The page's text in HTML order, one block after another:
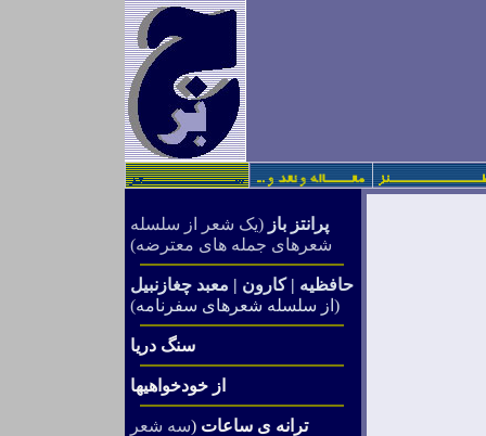
پرانتز باز (یک شعر از سلسله
شعرهای جمله های معترضه)
حافظیه |کارون | معبد چغازنبیل
(از سلسله شعرهای سفرنامه)
سنگ دریا
از خودخواهیها
ترانه ی ساعات (سه شعر